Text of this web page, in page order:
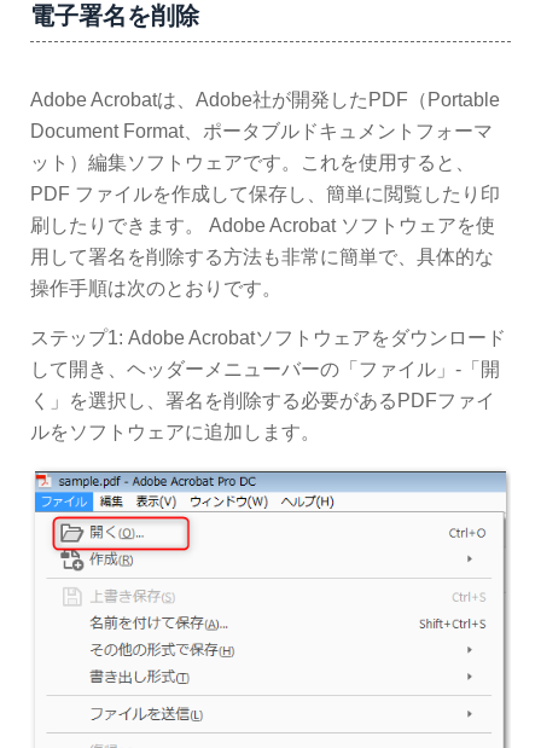
電子署名を削除
Adobe Acrobatは、Adobe社が開発したPDF（Portable
Document Format、ポータブルドキュメントフォーマ
ット）編集ソフトウェアです。これを使用すると、
PDF ファイルを作成して保存し、簡単に閲覧したり印
刷したりできます。 Adobe Acrobat ソフトウェアを使
用して署名を削除する方法も非常に簡単で、具体的な
操作手順は次のとおりです。
ステップ1: Adobe Acrobatソフトウェアをダウンロード
して開き、ヘッダーメニューバーの「ファイル」-「開
く」を選択し、署名を削除する必要があるPDFファイ
ルをソフトウェアに追加します。